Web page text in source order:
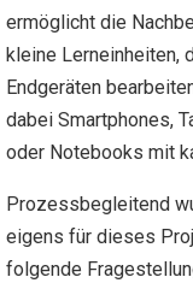
ermöglicht die
kleine Lerneinheiten,
Endgeräten
dabei Smartphones,
oder Notebooks mit
Prozessbegleitend
eigens für dieses
folgende